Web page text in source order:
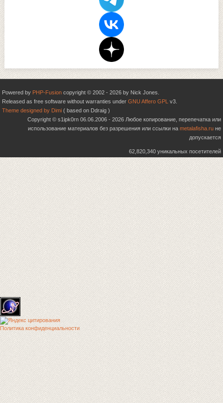
Powered by PHP-Fusion copyright © 2002 - 2026 by Nick Jones.
Released as free software without warranties under GNU Affero GPL v3.
Theme designed by Dimi ( based on Ddraig )
Copyright © s1ipk0rn 06.06.2006 - 2026 Любое копирование, перепечатка или
использование материалов без разрешения или ссылки на metalafisha.ru не
допускается
62,820,340 уникальных посетителей
Политика конфиденциальности